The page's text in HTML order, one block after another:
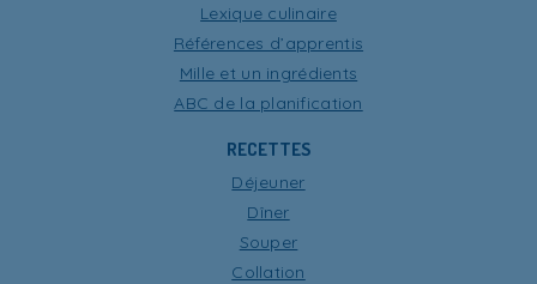
Lexique culinaire
Références d’apprentis
Mille et un ingrédients
ABC de la planification
RECETTES
Déjeuner
Dîner
Souper
Collation